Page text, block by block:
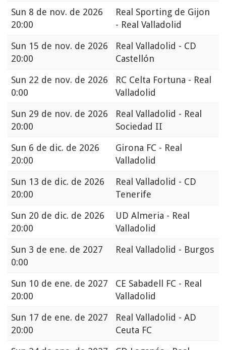
Sun 8 de nov. de 2026
20:00
Real Sporting de Gijon
- Real Valladolid
Sun 15 de nov. de 2026
20:00
Real Valladolid - CD
Castellón
Sun 22 de nov. de 2026
0:00
RC Celta Fortuna - Real
Valladolid
Sun 29 de nov. de 2026
20:00
Real Valladolid - Real
Sociedad II
Sun 6 de dic. de 2026
20:00
Girona FC - Real
Valladolid
Sun 13 de dic. de 2026
20:00
Real Valladolid - CD
Tenerife
Sun 20 de dic. de 2026
20:00
UD Almeria - Real
Valladolid
Sun 3 de ene. de 2027
0:00
Real Valladolid - Burgos
Sun 10 de ene. de 2027
20:00
CE Sabadell FC - Real
Valladolid
Sun 17 de ene. de 2027
20:00
Real Valladolid - AD
Ceuta FC